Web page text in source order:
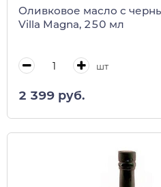
Оливковое масло с
Villa Magna, 250 мл
шт
2 399 руб.